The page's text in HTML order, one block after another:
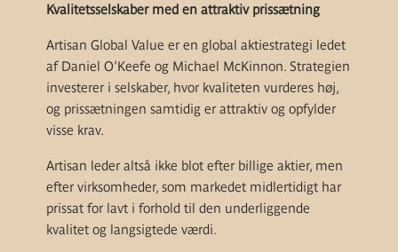
Kvalitetsselskaber med en attraktiv prissætning
Artisan Global Value er en global aktiestrategi ledet
af Daniel O’Keefe og Michael McKinnon. Strategien
investerer i selskaber, hvor kvaliteten vurderes høj,
og prissætningen samtidig er attraktiv og opfylder
visse krav.
Artisan leder altså ikke blot efter billige aktier, men
efter virksomheder, som markedet midlertidigt har
prissat for lavt i forhold til den underliggende
kvalitet og langsigtede værdi.